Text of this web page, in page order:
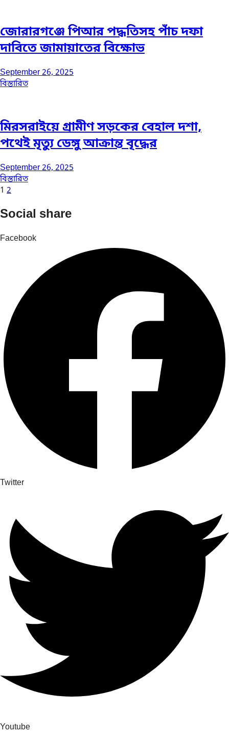
জোরারগঞ্জে পিআর পদ্ধতিসহ পাঁচ দফা
দাবিতে জামায়াতের বিক্ষোভ
September 26, 2025
বিস্তারিত
মিরসরাইয়ে গ্রামীণ সড়কের বেহাল দশা,
পথেই মৃত্যু ডেঙ্গু আক্রান্ত বৃদ্ধের
September 26, 2025
বিস্তারিত
1 2
Social share
Facebook
Twitter
Youtube